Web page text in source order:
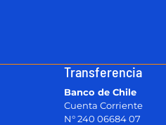
Transferencia
Banco de Chile
Cuenta Corriente
N° 240 06684 07